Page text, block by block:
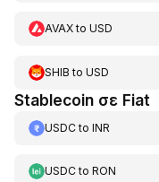
AVAXto USD
SHIB to USD
Stablecoin σε Fiat
USDCto INR
USDCto RON